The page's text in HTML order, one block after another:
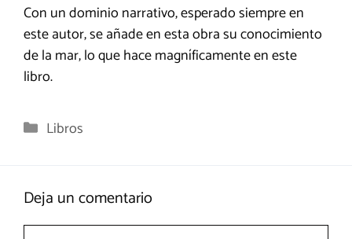
Con un dominio narrativo, esperado siempre en
este autor, se añade en esta obra su conocimiento
de la mar, lo que hace magníficamente en este
libro.
Categorías
Libros
Deja un comentario